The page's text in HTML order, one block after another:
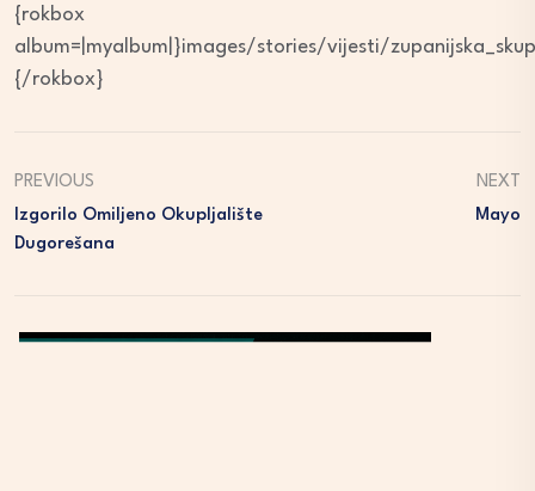
{rokbox
album=|myalbum|}images/stories/vijesti/
{/rokbox}
PREVIOUS
Izgorilo Omiljeno Okupljalište
Dugorešana
NEXT
Mayo